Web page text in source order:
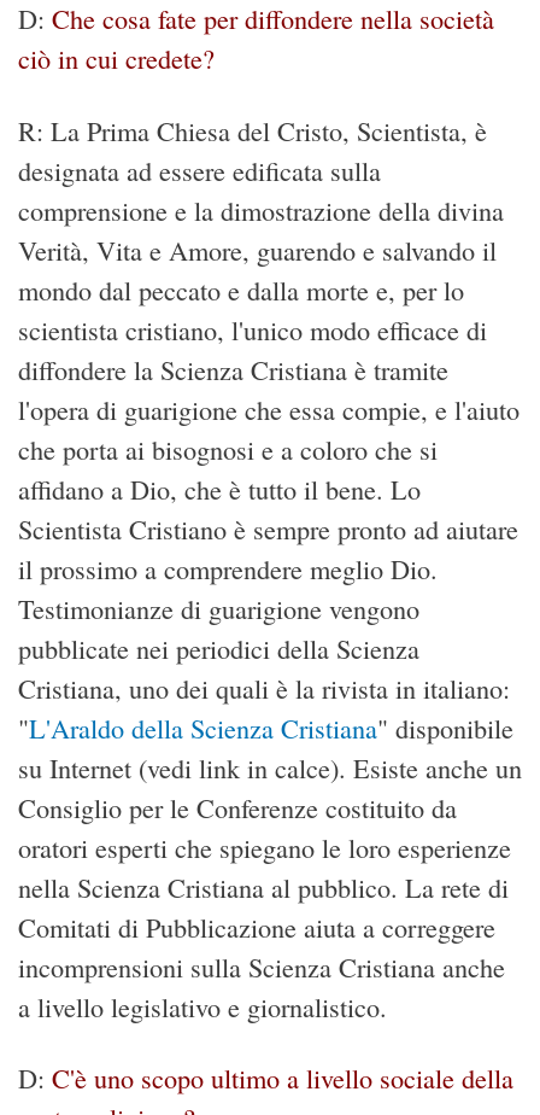
D: Che cosa fate per diffondere nella società
ciò in cui credete?
R: La Prima Chiesa del Cristo, Scientista, è
designata ad essere edificata sulla
comprensione e la dimostrazione della divina
Verità, Vita e Amore, guarendo e salvando il
mondo dal peccato e dalla morte e, per lo
scientista cristiano, l'unico modo efficace di
diffondere la Scienza Cristiana è tramite
l'opera di guarigione che essa compie, e l'aiuto
che porta ai bisognosi e a coloro che si
affidano a Dio, che è tutto il bene. Lo
Scientista Cristiano è sempre pronto ad aiutare
il prossimo a comprendere meglio Dio.
Testimonianze di guarigione vengono
pubblicate nei periodici della Scienza
Cristiana, uno dei quali è la rivista in italiano:
"L'Araldo della Scienza Cristiana" disponibile
su Internet (vedi link in calce). Esiste anche un
Consiglio per le Conferenze costituito da
oratori esperti che spiegano le loro esperienze
nella Scienza Cristiana al pubblico. La rete di
Comitati di Pubblicazione aiuta a correggere
incomprensioni sulla Scienza Cristiana anche
a livello legislativo e giornalistico.
D: C'è uno scopo ultimo a livello sociale della